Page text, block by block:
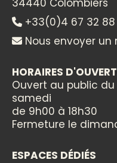
34440 Colombiers
+33(0)4 67 32 88
Nous envoyer un
HORAIRES
Ouvert au public
samedi
de 9h00 à 18h30
Fermeture le
ESPACES DÉDIÉS